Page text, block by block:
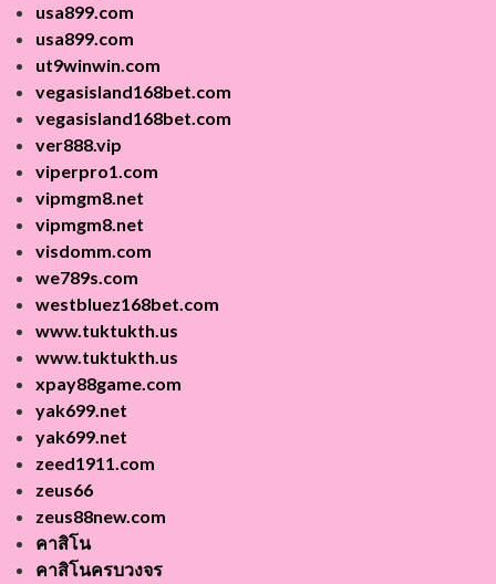
usa899.com
usa899.com
ut9winwin.com
vegasisland168bet.com
vegasisland168bet.com
ver888.vip
viperpro1.com
vipmgm8.net
vipmgm8.net
visdomm.com
we789s.com
westbluez168bet.com
www.tuktukth.us
www.tuktukth.us
xpay88game.com
yak699.net
yak699.net
zeed1911.com
zeus66
zeus88new.com
คาสิโน
คาสิโนครบวงจร